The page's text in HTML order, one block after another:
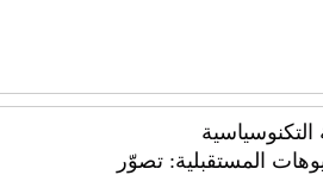
التكنوسياسية
المستقبلية: تصوّر